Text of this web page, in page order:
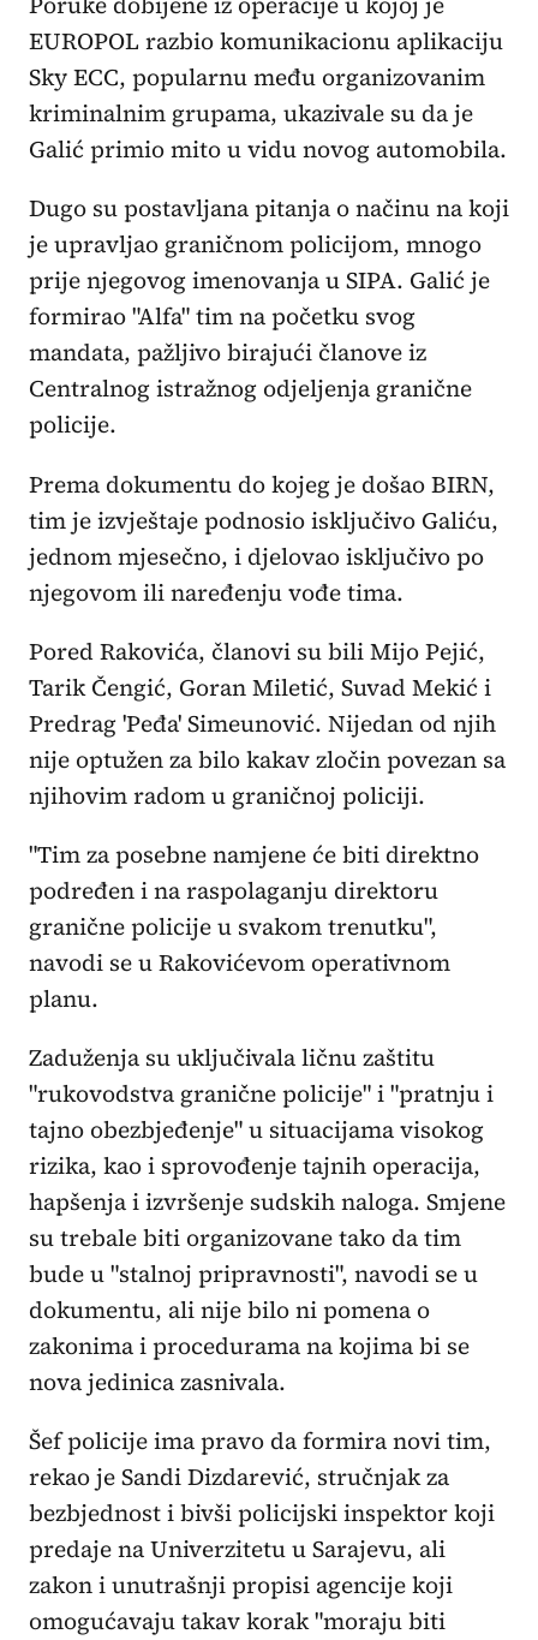
EUROPOL razbio komunikacionu aplikaciju
Sky ECC, popularnu među organizovanim
kriminalnim grupama, ukazivale su da je
Galić primio mito u vidu novog automobila.
Dugo su postavljana pitanja o načinu na koji
je upravljao graničnom policijom, mnogo
prije njegovog imenovanja u SIPA. Galić je
formirao "Alfa" tim na početku svog
mandata, pažljivo birajući članove iz
Centralnog istražnog odjeljenja granične
policije.
Prema dokumentu do kojeg je došao BIRN,
tim je izvještaje podnosio isključivo Galiću,
jednom mjesečno, i djelovao isključivo po
njegovom ili naređenju vođe tima.
Pored Rakovića, članovi su bili Mijo Pejić,
Tarik Čengić, Goran Miletić, Suvad Mekić i
Predrag 'Peđa' Simeunović. Nijedan od njih
nije optužen za bilo kakav zločin povezan sa
njihovim radom u graničnoj policiji.
"Tim za posebne namjene će biti direktno
podređen i na raspolaganju direktoru
granične policije u svakom trenutku",
navodi se u Rakovićevom operativnom
planu.
Zaduženja su uključivala ličnu zaštitu
"rukovodstva granične policije" i "pratnju i
tajno obezbjeđenje" u situacijama visokog
rizika, kao i sprovođenje tajnih operacija,
hapšenja i izvršenje sudskih naloga. Smjene
su trebale biti organizovane tako da tim
bude u "stalnoj pripravnosti", navodi se u
dokumentu, ali nije bilo ni pomena o
zakonima i procedurama na kojima bi se
nova jedinica zasnivala.
Šef policije ima pravo da formira novi tim,
rekao je Sandi Dizdarević, stručnjak za
bezbjednost i bivši policijski inspektor koji
predaje na Univerzitetu u Sarajevu, ali
zakon i unutrašnji propisi agencije koji
omogućavaju takav korak "moraju biti